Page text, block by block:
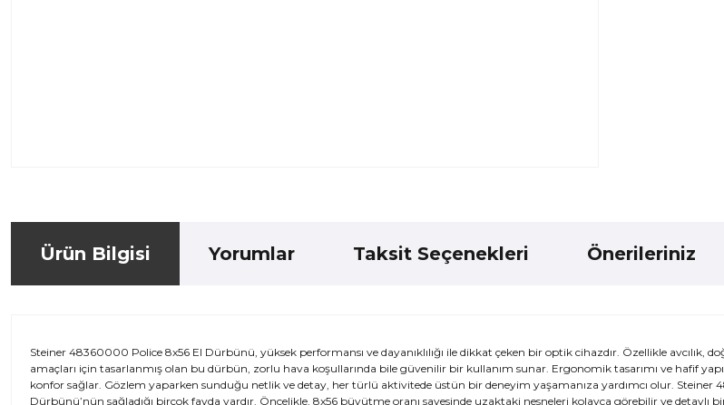
Ürün Bilgisi Yorumlar Taksit Seçenekleri Önerileriniz
Steiner 48360000 Police 8x56 El Dürbünü, yüksek performansı ve dayanıklılığı ile dikkat çeken bir optik cihazdır. Özellikle avcılık,
amaçları için tasarlanmış olan bu dürbün, zorlu hava koşullarında bile güvenilir bir kullanım sunar. Ergonomik tasarımı ve hafif
konfor sağlar. Gözlem yaparken sunduğu netlik ve detay, her türlü aktivitede üstün bir deneyim yaşamanıza yardımcı olur. Steiner
Dürbünü’nün sağladığı birçok fayda vardır. Öncelikle, 8x56 büyütme oranı sayesinde uzaktaki nesneleri kolayca görebilir ve detaylı